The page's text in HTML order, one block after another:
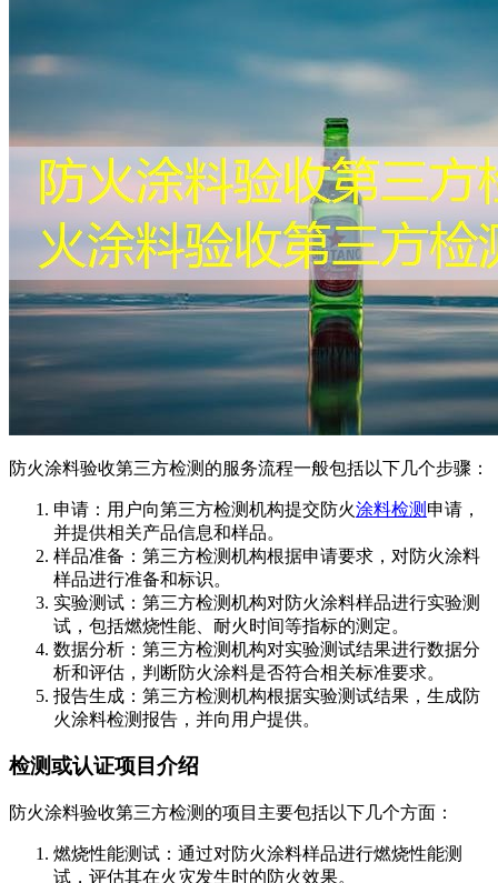
防火涂料验收第三方检测的服务流程一般包括以下几个步骤：
申请：用户向第三方检测机构提交防火涂料检测 申请，
并提供相关产品信息和样品。
样品准备：第三方检测机构根据申请要求，对防火涂料
样品进行准备和标识。
实验测试：第三方检测机构对防火涂料样品进行实验测
试，包括燃烧性能、耐火时间等指标的测定。
数据分析：第三方检测机构对实验测试结果进行数据分
析和评估，判断防火涂料是否符合相关标准要求。
报告生成：第三方检测机构根据实验测试结果，生成防
火涂料检测报告，并向用户提供。
检测或认证项目介绍
防火涂料验收第三方检测的项目主要包括以下几个方面：
燃烧性能测试：通过对防火涂料样品进行燃烧性能测
试，评估其在火灾发生时的防火效果。